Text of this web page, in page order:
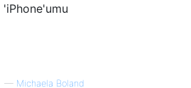
— Michaela Boland